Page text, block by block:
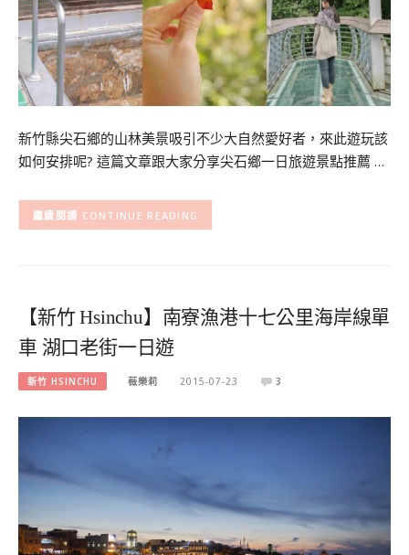
新竹縣尖石鄉的山林美景吸引不少大自然愛好者，來此遊玩該
如何安排呢? 這篇文章跟大家分享尖石鄉一日旅遊景點推薦 …
CONTINUE READING
【新竹 Hsinchu】南寮漁港十七公里海岸線單
車 湖口老街一日遊
新竹 HSINCHU 薇樂莉 2015-07-23 3